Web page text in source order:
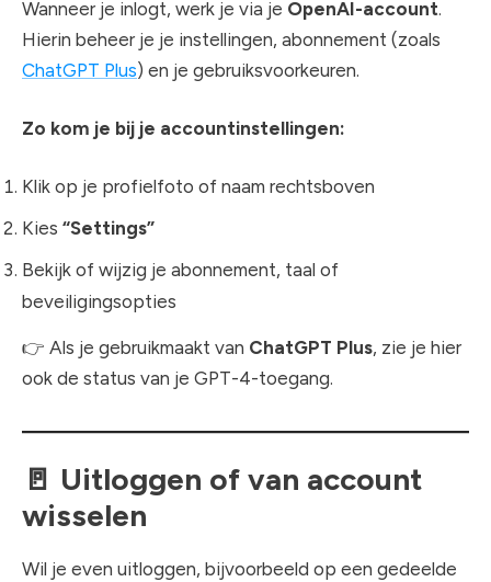
Wanneer je inlogt, werk je via je OpenAI-account.
Hierin beheer je je instellingen, abonnement (zoals
ChatGPT Plus) en je gebruiksvoorkeuren.
Zo kom je bij je accountinstellingen:
Klik op je profielfoto of naam rechtsboven
Kies “Settings”
Bekijk of wijzig je abonnement, taal of
beveiligingsopties
👉 Als je gebruikmaakt van ChatGPT Plus, zie je hier
ook de status van je GPT-4-toegang.
🚪 Uitloggen of van account
wisselen
Wil je even uitloggen, bijvoorbeeld op een gedeelde